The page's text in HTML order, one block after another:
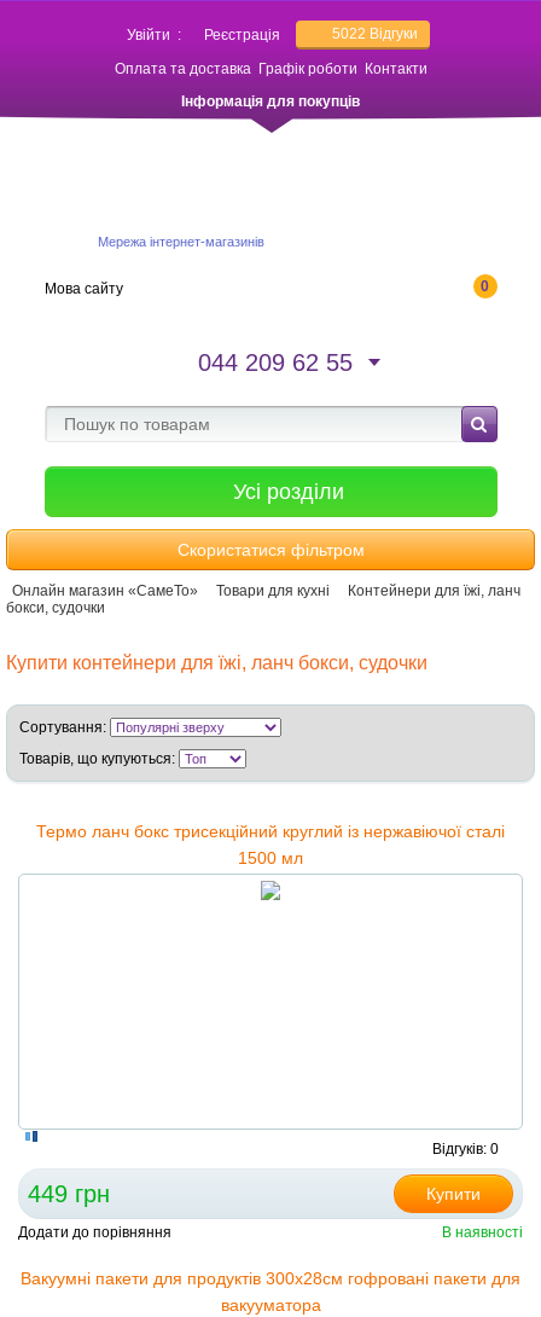
Увійти : Реєстрація 5022 Відгуки
Оплата та доставка Графік роботи
Контакти
Інформація для покупців
Мережа інтернет-магазинів
0
Мова сайту
044 209 62 55
Усі розділи
Скористатися фільтром
Онлайн магазин «СамеТо» Товари для кухні
Контейнери для їжі, ланч
бокси, судочки
Купити контейнери для їжі, ланч бокси, судочки
Сортування:
Товарів, що купуються:
Термо ланч бокс трисекційний круглий із нержавіючої сталі
1500 мл
Відгуків: 0
449 грн Купити
Додати до порівняння В наявності
Вакуумні пакети для продуктів 300х28см гофровані пакети для
вакууматора